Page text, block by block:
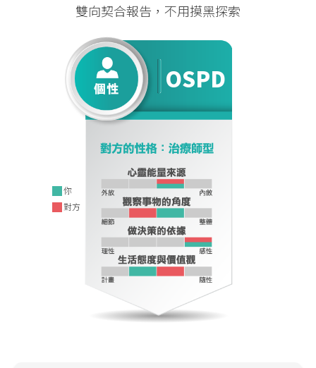
雙向契合報告，不用摸黑探索
OSPD
OSPD
OSPD
你
對方